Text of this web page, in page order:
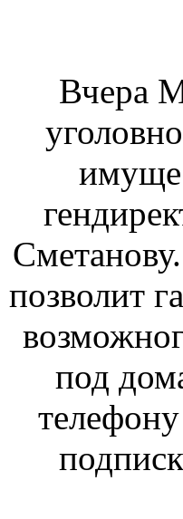
Вчера
позволит
под